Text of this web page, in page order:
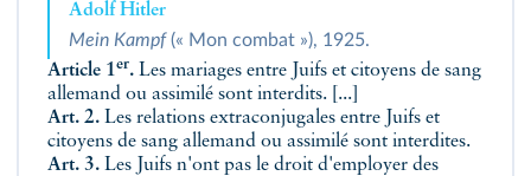
Adolf Hitler
Mein Kampf(« Mon combat »), 1925.
Article 1er. Les mariages entre Juifs et citoyens de sang
allemand ou assimilé sont interdits. [...]
Art. 2. Les relations extraconjugales entre Juifs et
citoyens de sang allemand ou assimilé sont interdites.
Art. 3. Les Juifs n'ont pas le droit d'employer des